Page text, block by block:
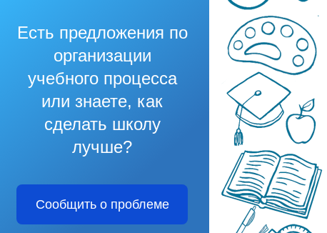
Есть предложения по
организации
учебного процесса
или знаете, как
сделать школу
лучше?
Сообщить о проблеме